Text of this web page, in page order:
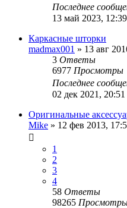
Последнее
13 май 2023, 12:39
Каркасные шторки
madmax001 » 13 авг
3 Ответы
6977 Просмотры
Последнее
02 дек 2021, 20:51
Оригинальные
Mike » 12 фев 2013,
1
2
3
4
58 Ответы
98265